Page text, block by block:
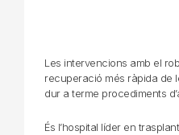
Les intervencions amb el
recuperació més ràpida de
dur a terme procediments
És l’hospital líder en